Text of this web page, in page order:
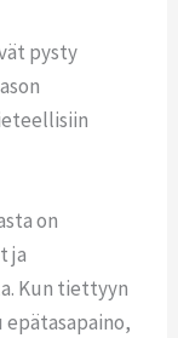
pysty
on
ja
Kun tiettyyn